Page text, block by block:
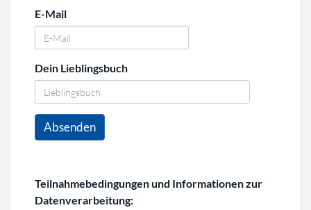
E-Mail
Dein Lieblingsbuch
Absenden
Teilnahmebedingungen und Informationen zur
Datenverarbeitung: